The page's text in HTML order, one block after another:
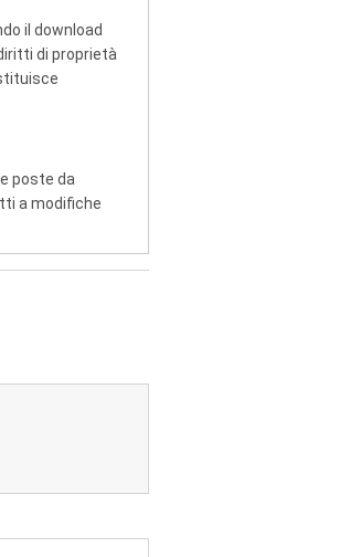
il download
di proprietà
poste da
a modifiche
deve
CREARE O